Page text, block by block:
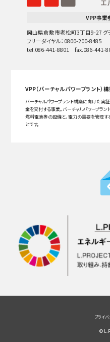
VPP事業
岡山県倉敷市老松町3丁目9-27 グ
フリーダイヤル：0800-200-8485
tel.086-441-8801 fax.086-441-
VPP（バーチャルパワープラント）
バーチャルパワープラント構築に向けた実
金を交付する事業。バーチャルパワープラ
燃料電池等の設備と、電力の需要を管理す
とです。
プライ
©